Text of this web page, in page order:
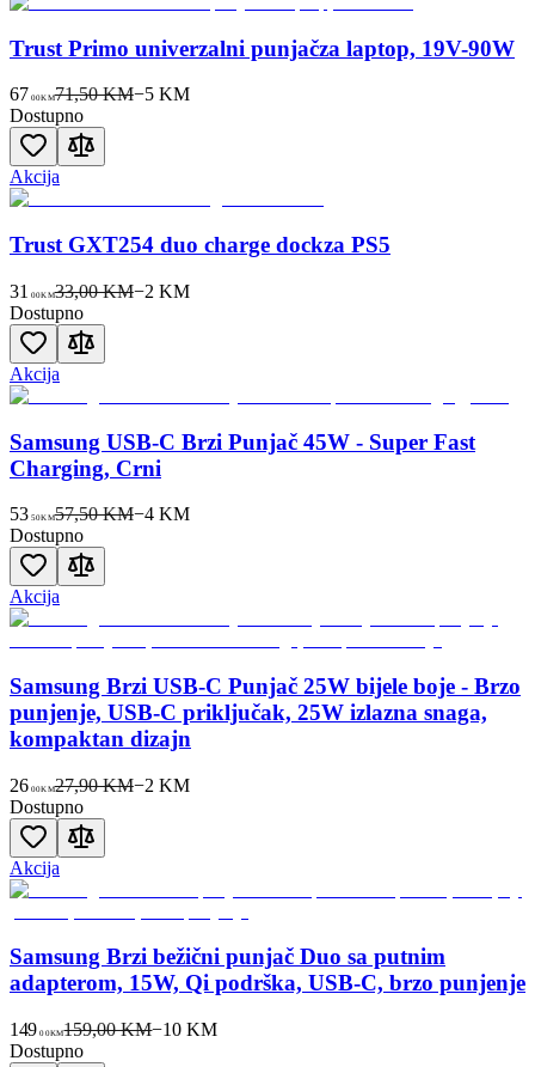
Trust Primo univerzalni punjačza laptop, 19V-90W
67 00KM71,50 KM−5KM
Dostupno
Akcija
Trust GXT254 duo charge dockza PS5
31 00KM33,00 KM−2 KM
Dostupno
Akcija
Samsung USB-C Brzi Punjač 45W - Super Fast
Charging, Crni
53 50KM57,50 KM−4KM
Dostupno
Akcija
Samsung Brzi USB-C Punjač 25W bijele boje - Brzo
punjenje, USB-C priključak, 25W izlazna snaga,
kompaktan dizajn
26 00KM27,90 KM−2 KM
Dostupno
Akcija
Samsung Brzi bežični punjač Duo sa putnim
adapterom, 15W, Qi podrška, USB-C, brzo punjenje
149 00KM159,00 KM−10 KM
Dostupno